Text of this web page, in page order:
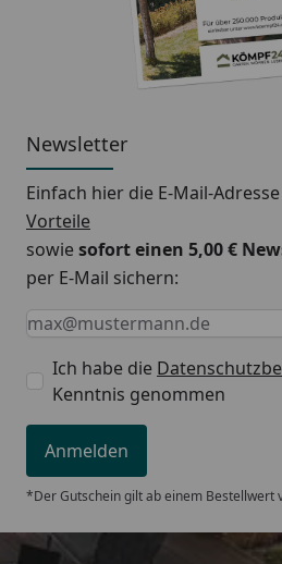
Newsletter
Einfach hier die E-Mail-
Vorteile
sowiesofort einen 5,00 €
per E-Mail sichern:
Keine Eingabe erforderlich
Eingabe erforderlich
E-Mail *
Ich habe die
Kenntnis genommen
Anmelden
*Der Gutschein gilt ab einem Bestellwert